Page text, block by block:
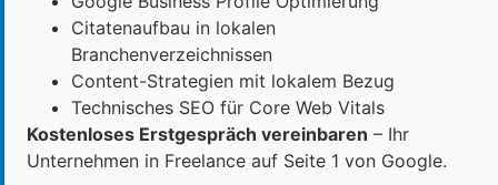
Citatenaufbau in lokalen
Branchenverzeichnissen
Content-Strategien mit lokalem Bezug
Technisches SEO für Core Web Vitals
Kostenloses Erstgespräch vereinbaren – Ihr
Unternehmen in Freelance auf Seite 1 von Google.